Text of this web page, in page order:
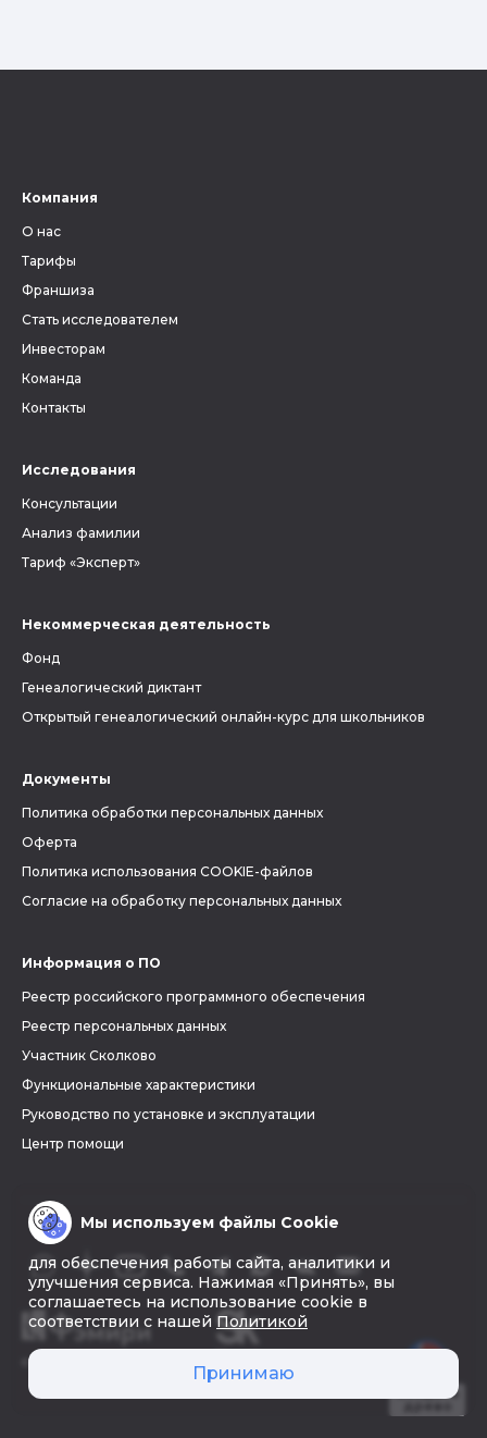
Компания
О нас
Тарифы
Франшиза
Стать исследователем
Инвесторам
Команда
Контакты
Исследования
Консультации
Анализ фамилии
Тариф «Эксперт»
Некоммерческая деятельность
Фонд
Генеалогический диктант
Открытый генеалогический онлайн-курс для школьников
Документы
Политика обработки персональных данных
Оферта
Политика использования COOKIE-файлов
Согласие на обработку персональных данных
Информация о ПО
Реестр российского программного обеспечения
Реестр персональных данных
Участник Сколково
Функциональные характеристики
Руководство по установке и эксплуатации
Центр помощи
© 2026 «Фэмири»
Мы используем файлы Cookie
для обеспечения работы сайта, аналитики и
улучшения сервиса. Нажимая «Принять», вы
соглашаетесь на использование cookie в
соответствии с нашей Политикой
Принимаю
Создать